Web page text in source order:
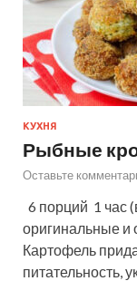
КУХНЯ
Рыбные
Оставьте
6 порций 1
оригинальные и
Картофель
питательность,